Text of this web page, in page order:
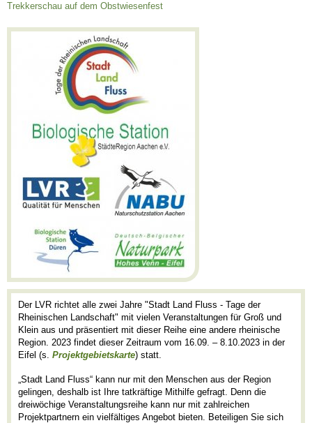
Trekkerschau auf dem Obstwiesenfest
Der LVR richtet alle zwei Jahre "Stadt Land Fluss - Tage der
Rheinischen Landschaft" mit vielen Veranstaltungen für Groß und
Klein aus und präsentiert mit dieser Reihe eine andere rheinische
Region. 2023 findet dieser Zeitraum vom 16.09. – 8.10.2023 in der
Eifel (s. Projektgebietskarte) statt.
„Stadt Land Fluss“ kann nur mit den Menschen aus der Region
gelingen, deshalb ist Ihre tatkräftige Mithilfe gefragt. Denn die
dreiwöchige Veranstaltungsreihe kann nur mit zahlreichen
Projektpartnern ein vielfältiges Angebot bieten. Beteiligen Sie sich